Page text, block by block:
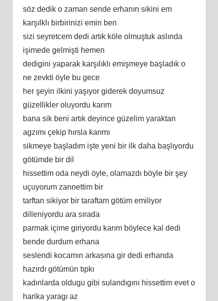
söz dedik o zaman sende erhanın sikini em
karşılklı birbirinizi emin ben
sizi seyretcem dedi artık köle olmuştuk aslında
işimede gelmişti hemen
dedigini yaparak karşılıklı emişmeye başladık o
ne zevkti öyle bu gece
her şeyin ilkini yaşıyor giderek doyumsuz
güzellikler oluyordu karım
bana sik beni artık deyince güzelim yaraktan
agzımı çekip hırsla karımı
sikmeye başladım işte yeni bir ilk daha başlıyordu
götümde bir dil
hissettim oda neydi öyle, olamazdı böyle bir şey
uçuyorum zannettim bir
tarftan sikiyor bir taraftam götüm emiliyor
dilleniyordu ara sırada
parmak içime giriyordu karım böylece kal dedi
bende durdum erhana
seslendi kocamın arkasına gir dedi erhanda
hazırdı götümün tıpkı
kadınlarda oldugu gibi sulandıgını hissettim evet o
harika yaragı az